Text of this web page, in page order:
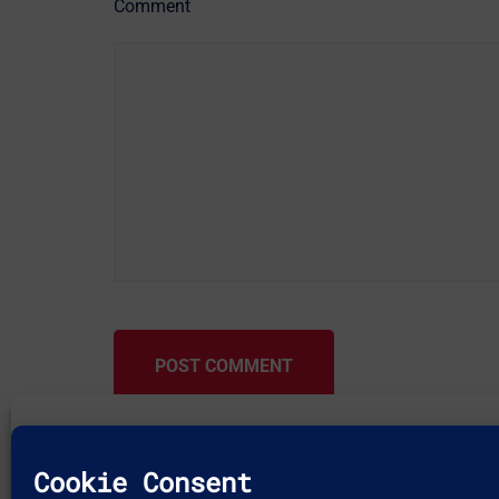
To provide the best experiences, we use technologies like
Comment
POST COMMENT